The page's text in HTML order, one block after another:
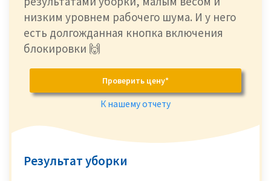
низким уровнем рабочего шума. И у него
есть долгожданная кнопка включения
блокировки 🙌
Проверить цену*
К нашему отчету
Результат уборки